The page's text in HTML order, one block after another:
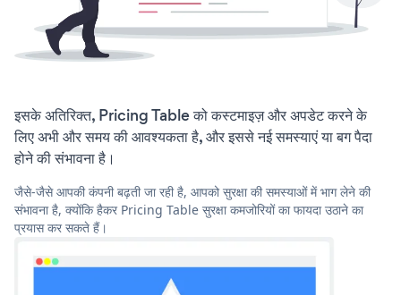
इसके अतिरिक्त, Pricing Table को कस्टमाइज़ और अपडेट करने के
लिए अभी और समय की आवश्यकता है, और इससे नई समस्याएं या बग पैदा
होने की संभावना है।
जैसे-जैसे आपकी कंपनी बढ़ती जा रही है, आपको सुरक्षा की समस्याओं में भाग लेने की
संभावना है, क्योंकि हैकर Pricing Table सुरक्षा कमजोरियों का फायदा उठाने का
प्रयास कर सकते हैं।